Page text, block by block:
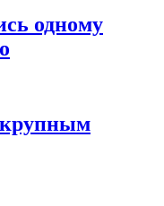
одному
крупным